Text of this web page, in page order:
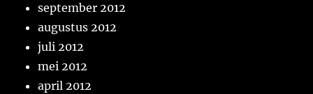
september 2012
augustus 2012
juli 2012
mei 2012
april 2012